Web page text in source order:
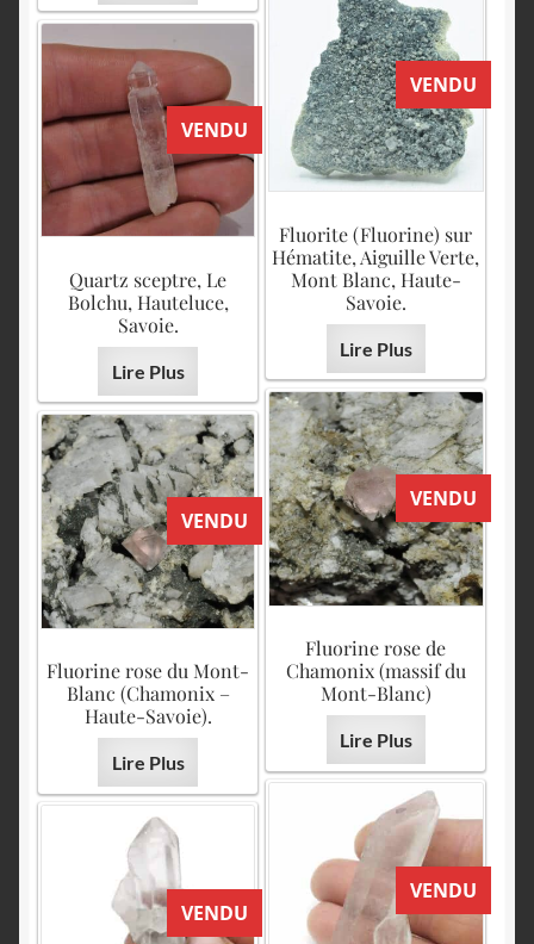
VENDU
Fluorite (Fluorine) sur
Hématite, Aiguille Verte,
Mont Blanc, Haute-
Savoie.
Lire Plus
VENDU
Quartz sceptre, Le
Bolchu, Hauteluce,
Savoie.
Lire Plus
VENDU
Fluorine rose de
Chamonix (massif du
Mont-Blanc)
Lire Plus
VENDU
Fluorine rose du Mont-
Blanc (Chamonix –
Haute-Savoie).
Lire Plus
VENDU
VENDU